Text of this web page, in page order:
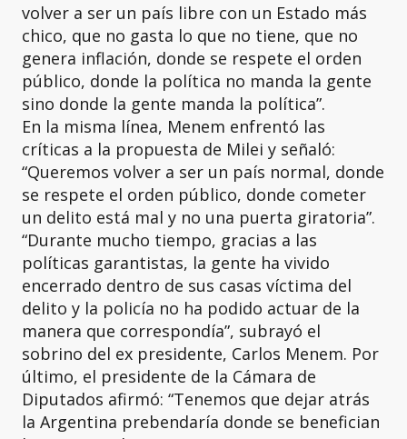
volver a ser un país libre con un Estado más
chico, que no gasta lo que no tiene, que no
genera inflación, donde se respete el orden
público, donde la política no manda la gente
sino donde la gente manda la política”.
En la misma línea, Menem enfrentó las
críticas a la propuesta de Milei y señaló:
“Queremos volver a ser un país normal, donde
se respete el orden público, donde cometer
un delito está mal y no una puerta giratoria”.
“Durante mucho tiempo, gracias a las
políticas garantistas, la gente ha vivido
encerrado dentro de sus casas víctima del
delito y la policía no ha podido actuar de la
manera que correspondía”, subrayó el
sobrino del ex presidente, Carlos Menem. Por
último, el presidente de la Cámara de
Diputados afirmó: “Tenemos que dejar atrás
la Argentina prebendaría donde se benefician